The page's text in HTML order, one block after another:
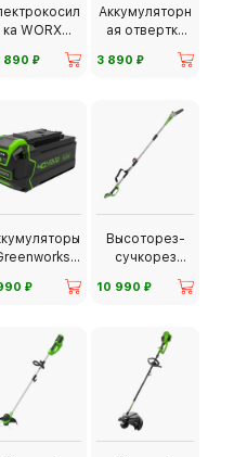
ка WORX
890 ⃏
Аккумуляторн
ая отвертка
WORX WX240
3 890 ⃏
⃏
Высоторез-
сучкорез
Greenworks
G24PS20
10 990 ⃏